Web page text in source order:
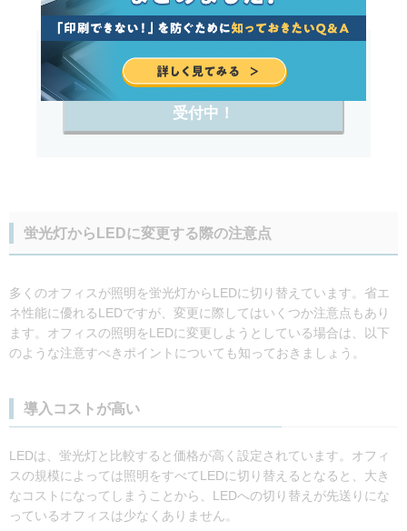
LED導入の料金シミュレーション
受付中！
蛍光灯からLEDに変更する際の注意点
多くのオフィスが照明を蛍光灯からLEDに切り替えています。省エ
ネ性能に優れるLEDですが、変更に際してはいくつか注意点もあり
ます。オフィスの照明をLEDに変更しようとしている場合は、以下
のような注意すべきポイントについても知っておきましょう。
導入コストが高い
LEDは、蛍光灯と比較すると価格が高く設定されています。オフィ
スの規模によっては照明をすべてLEDに切り替えるとなると、大き
なコストになってしまうことから、LEDへの切り替えが先送りにな
っているオフィスは少なくありません。